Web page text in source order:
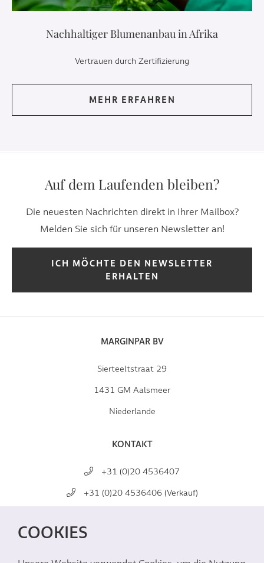
Nachhaltiger Blumenanbau in Afrika
Vertrauen durch Zertifizierung
MEHR ERFAHREN
COOKIES
Auf dem Laufenden bleiben?
Die neuesten Nachrichten direkt in Ihrer Mailbox?
Melden Sie sich für unseren Newsletter an!
ICH MÖCHTE DEN NEWSLETTER
ERHALTEN
MARGINPAR BV
Sierteeltstraat 29
1431 GM Aalsmeer
Niederlande
KONTAKT
+31 (0)20 4536407
+31 (0)20 4536406 (Verkauf)
SOZIALE MEDIEN